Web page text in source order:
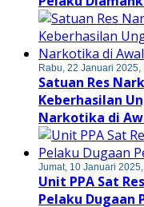
Rabu, 22 Januari 2025,
Satuan Res
Keberhasilan
Narkotika di
Jumat, 10 Januari
Unit PPA Sat
Pelaku Dugaan